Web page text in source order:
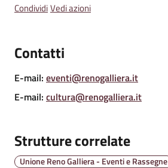
Amministrazione
Trasparente
argomenti...
CondividiVedi azioni
Contatti
E-mail: eventi@renogalliera.it
E-mail: cultura@renogalliera.it
Strutture correlate
Unione Reno Galliera - Eventi e Rassegne